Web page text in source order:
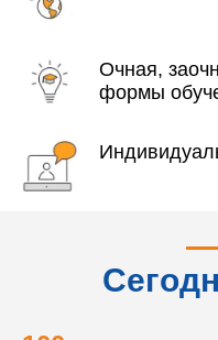
Очная,
формы